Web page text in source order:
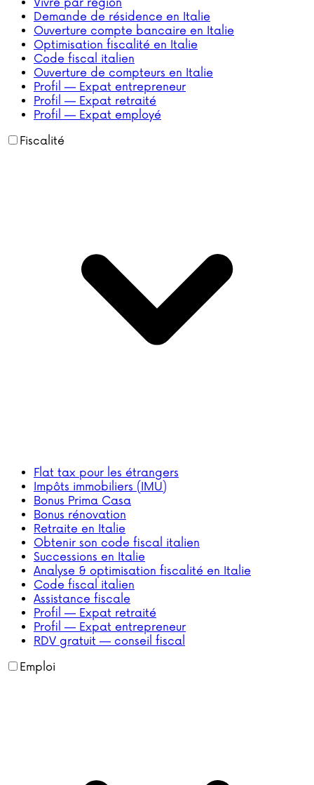
Vivre par région
Demande de résidence en Italie
Ouverture compte bancaire en Italie
Optimisation fiscalité en Italie
Code fiscal italien
Ouverture de compteurs en Italie
Profil — Expat entrepreneur
Profil — Expat retraité
Profil — Expat employé
Fiscalité
Flat tax pour les étrangers
Impôts immobiliers (IMU)
Bonus Prima Casa
Bonus rénovation
Retraite en Italie
Obtenir son code fiscal italien
Successions en Italie
Analyse & optimisation fiscalité en Italie
Code fiscal italien
Assistance fiscale
Profil — Expat retraité
Profil — Expat entrepreneur
RDV gratuit — conseil fiscal
Emploi